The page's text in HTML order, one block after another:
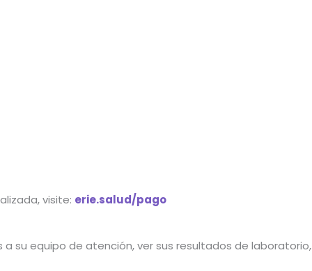
visite: erie.salud/pago
a su equipo de atención, ver sus resultados de laboratorio,